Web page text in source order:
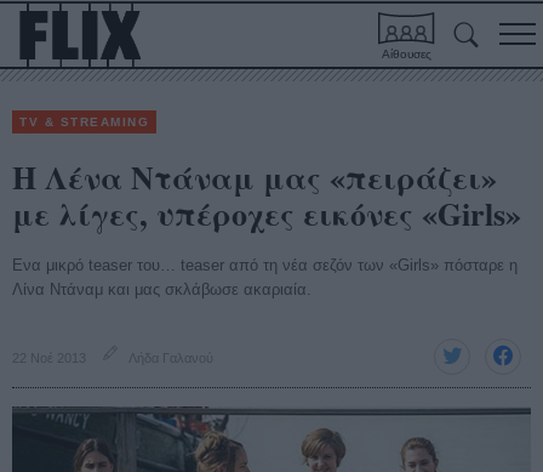
Αίθουσες
TV & STREAMING
Η Λένα Ντάναμ μας «πειράζει»
με λίγες, υπέροχες εικόνες «Girls»
Ενα μικρό teaser του… teaser από τη νέα σεζόν των «Girls» πόσταρε η
Λίνα Ντάναμ και μας σκλάβωσε ακαριαία.
22 Νοέ 2013 Λήδα Γαλανού